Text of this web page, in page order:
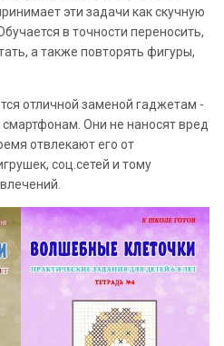
эти задачи как скучную
в точности переносить,
а также повторять фигуры,
отличной заменой гаджетам -
Они не наносят вред
отвлекают его от
соц.сетей и тому